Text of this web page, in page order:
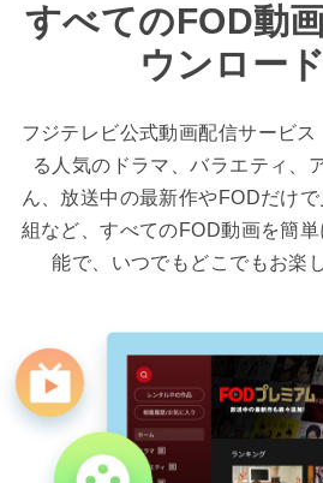
すべてのFOD動
ウンロー
フジテレビ公式動画配信サービ
る人気のドラマ、バラエティ、
ん、放送中の最新作やFODだけ
組など、すべてのFOD動画を簡
能で、いつでもどこでもお楽